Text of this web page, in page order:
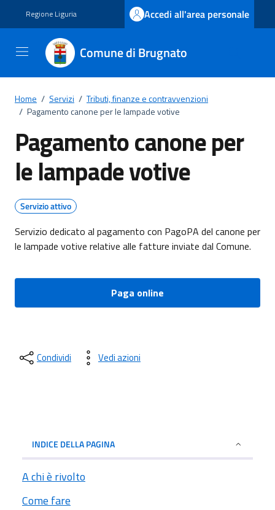
Regione Liguria Accedi all'area personale
Comune di Brugnato
Home / Servizi / Tributi, finanze e contravvenzioni
/ Pagamento canone per le lampade votive
Pagamento canone per
le lampade votive
Servizio attivo
Servizio dedicato al pagamento con PagoPA del canone per
le lampade votive relative alle fatture inviate dal Comune.
Paga online
Condividi Vedi azioni
INDICE DELLA PAGINA
A chi è rivolto
Come fare